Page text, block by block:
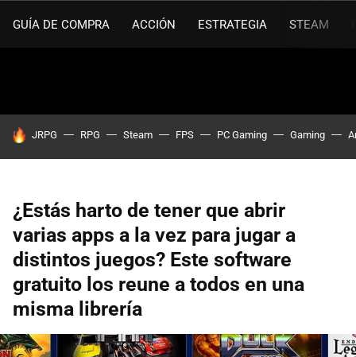
GUÍA DE COMPRA ACCIÓN ESTRATEGIA STEAM
HOY SE HABLA DE
JRPG RPG Steam FPS PC Gaming Gaming
¿Estás harto de tener que abrir
varias apps a la vez para jugar a
distintos juegos? Este software
gratuito los reune a todos en una
misma librería